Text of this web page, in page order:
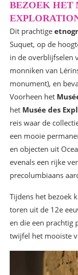
BEZOEK HET
Dit prachtige
Suquet, op de
in de overblijfselen
monniken van
monument), en
Voorheen het
het Musée des
reis waar de
een mooie
en objecten uit
evenals een rijke
precolumbiaans
Tijdens het bezoek
toren uit de 12e
en die een prachtig
twijfel het mooiste